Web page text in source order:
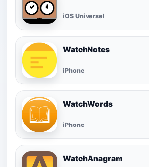
iOS Universel
WatchNotes
iPhone
WatchWords
iPhone
WatchAnagram